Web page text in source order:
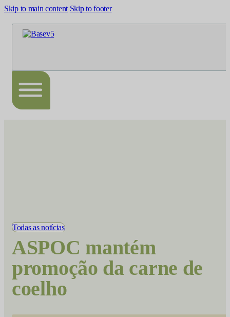
Skip to main content Skip to footer
Todas as notícias
ASPOC mantém
promoção da carne de
coelho